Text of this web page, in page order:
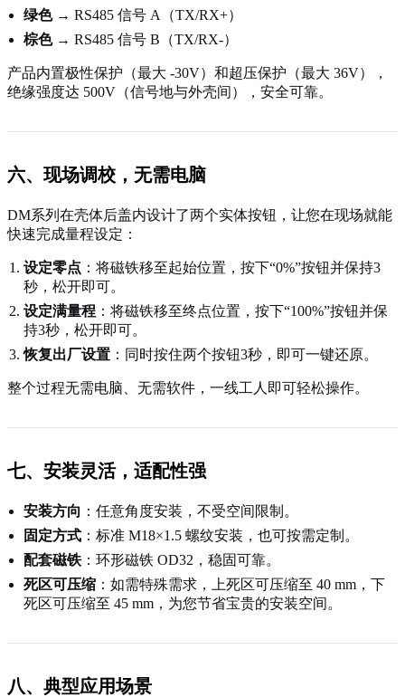
绿色→ RS485 信号 A（TX/RX+）
棕色→ RS485 信号 B（TX/RX-）
产品内置极性保护（最大 -30V）和超压保护（最大 36V），
绝缘强度达 500V（信号地与外壳间），安全可靠。
六、现场调校，无需电脑
DM系列在壳体后盖内设计了两个实体按钮，让您在现场就能
快速完成量程设定：
设定零点 ：将磁铁移至起始位置，按下“0%”按钮并保持3
秒，松开即可。
设定满量程 ：将磁铁移至终点位置，按下“100%”按钮并保
持3秒，松开即可。
恢复出厂设置 ：同时按住两个按钮3秒，即可一键还原。
整个过程无需电脑、无需软件，一线工人即可轻松操作。
七、安装灵活，适配性强
安装方向 ：任意角度安装，不受空间限制。
固定方式 ：标准 M18×1.5 螺纹安装，也可按需定制。
配套磁铁：环形磁铁 OD32，稳固可靠。
死区可压缩 ：如需特殊需求，上死区可压缩至 40 mm，下
死区可压缩至 45 mm，为您节省宝贵的安装空间。
八、典型应用场景